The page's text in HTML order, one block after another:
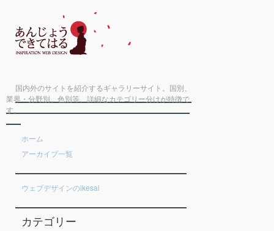
国内外のサイトを紹介するギャラリーサイト。国別、
業界・分野別、色別等、詳細なカテゴリー分けが特徴で
す。
ホーム
アーカイブ一覧
ウェブデザインのikesai
カテゴリー